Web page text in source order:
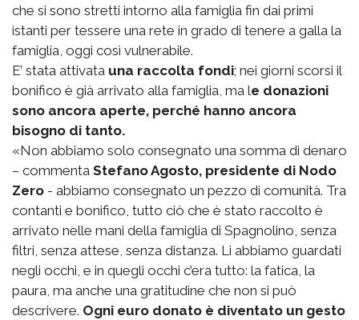
che si sono stretti intorno alla famiglia fin dai primi
istanti per tessere una rete in grado di tenere a galla la
famiglia, oggi così vulnerabile.
E’ stata attivata una raccolta fondi; nei giorni scorsi il
bonifico è già arrivato alla famiglia, ma le donazioni
sono ancora aperte, perché hanno ancora
bisogno di tanto.
«Non abbiamo solo consegnato una somma di denaro
– commenta Stefano Agosto, presidente di Nodo
Zero - abbiamo consegnato un pezzo di comunità. Tra
contanti e bonifico, tutto ciò che è stato raccolto è
arrivato nelle mani della famiglia di Spagnolino, senza
filtri, senza attese, senza distanza. Li abbiamo guardati
negli occhi, e in quegli occhi c’era tutto: la fatica, la
paura, ma anche una gratitudine che non si può
descrivere. Ogni euro donato è diventato un gesto